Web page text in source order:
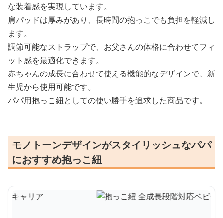
な装着感を実現しています。
肩パッドは厚みがあり、長時間の抱っこでも負担を軽減し
ます。
調節可能なストラップで、お父さんの体格に合わせてフィ
ット感を最適化できます。
赤ちゃんの成長に合わせて使える機能的なデザインで、新
生児から使用可能です。
パパ用抱っこ紐としての使い勝手を追求した商品です。
モノトーンデザインがスタイリッシュなパパ
におすすめ抱っこ紐